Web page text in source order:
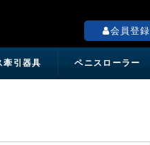
会員登録
牽引器具 ペニスローラー